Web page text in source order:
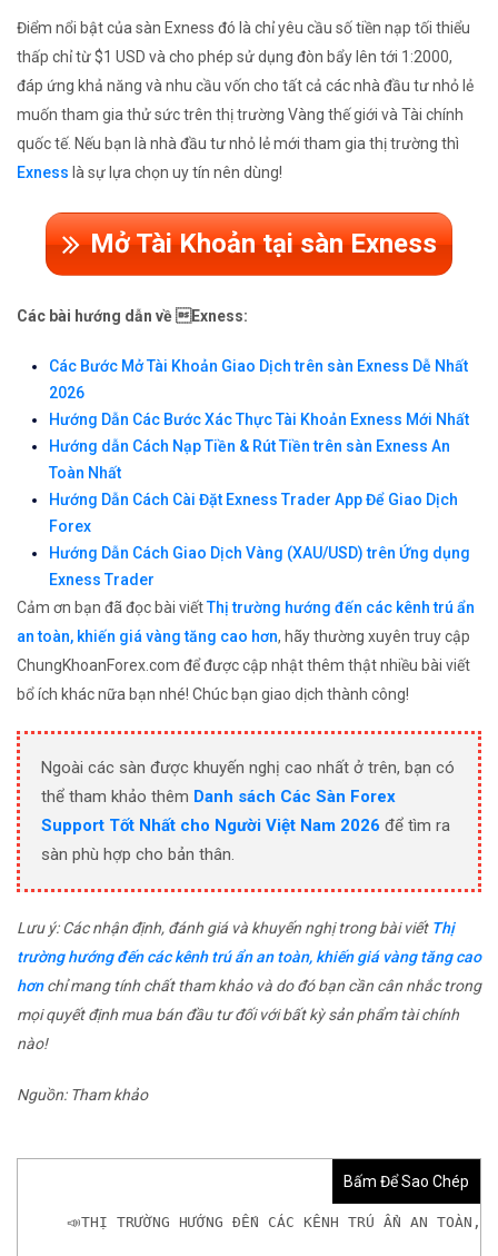
Điểm nổi bật của sàn Exness đó là chỉ yêu cầu số tiền nạp tối thiểu
thấp chỉ từ $1 USD và cho phép sử dụng đòn bẩy lên tới 1:2000,
đáp ứng khả năng và nhu cầu vốn cho tất cả các nhà đầu tư nhỏ lẻ
muốn tham gia thử sức trên thị trường Vàng thế giới và Tài chính
quốc tế. Nếu bạn là nhà đầu tư nhỏ lẻ mới tham gia thị trường thì
Exness là sự lựa chọn uy tín nên dùng!
Mở Tài Khoản tại sàn Exness
Các bài hướng dẫn về Exness:
Các Bước Mở Tài Khoản Giao Dịch trên sàn Exness Dễ Nhất
2026
Hướng Dẫn Các Bước Xác Thực Tài Khoản Exness Mới Nhất
Hướng dẫn Cách Nạp Tiền & Rút Tiền trên sàn Exness An
Toàn Nhất
Hướng Dẫn Cách Cài Đặt Exness Trader App Để Giao Dịch
Forex
Hướng Dẫn Cách Giao Dịch Vàng (XAU/USD) trên Ứng dụng
Exness Trader
Cảm ơn bạn đã đọc bài viếtThị trường hướng đến các kênh trú ẩn
an toàn, khiến giá vàng tăng cao hơn, hãy thường xuyên truy cập
ChungKhoanForex.com để được cập nhật thêm thật nhiều bài viết
bổ ích khác nữa bạn nhé! Chúc bạn giao dịch thành công!
Ngoài các sàn được khuyến nghị cao nhất ở trên, bạn có
thể tham khảo thêm Danh sách Các Sàn Forex
Support Tốt Nhất cho Người Việt Nam 2026 để tìm ra
sàn phù hợp cho bản thân.
Lưu ý: Các nhận định, đánh giá và khuyến nghị trong bài viết Thị
trường hướng đến các kênh trú ẩn an toàn, khiến giá vàng tăng cao
hơnchỉ mang tính chất tham khảo và do đó bạn cần cân nhắc trong
mọi quyết định mua bán đầu tư đối với bất kỳ sản phẩm tài chính
nào!
Nguồn: Tham khảo
Bấm Để Sao Chép
📣THỊ TRƯỜNG HƯỚNG ĐẾN CÁC KÊNH TRÚ ẨN AN TOÀN,